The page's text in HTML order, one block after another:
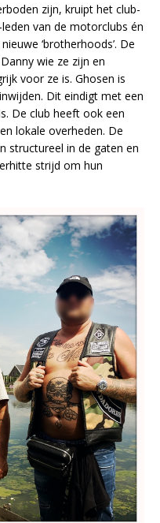
zijn, kruipt het club-
van de motorclubs én
‘brotherhoods’. De
wie ze zijn en
voor ze is. Ghosen is
Dit eindigt met een
De club heeft ook een
lokale overheden. De
structureel in de gaten en
strijd om hun